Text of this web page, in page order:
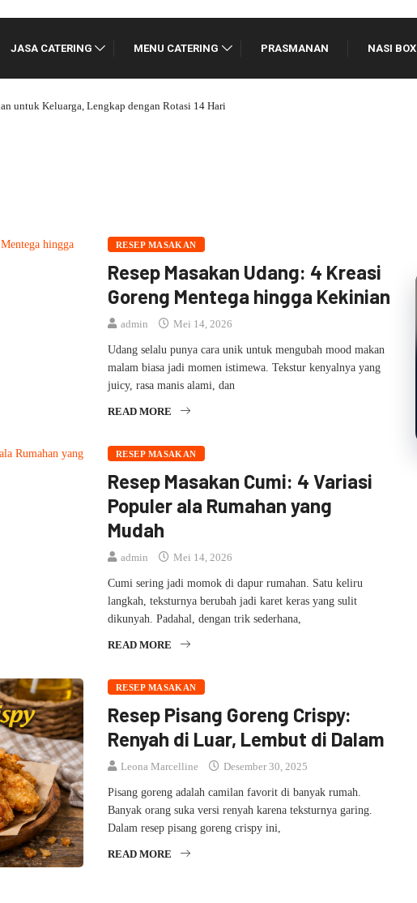
JASA CATERING MENU CATERING PRASMANAN NASI BOX
Menu Catering Kantoran Agar Karyawan Tidak Cepat Bosan
RESEP MASAKAN
Resep Masakan Udang: 4 Kreasi
Goreng Mentega hingga Kekinian
admin Mei 14, 2026
Udang selalu punya cara unik untuk mengubah mood makan
malam biasa jadi momen istimewa. Tekstur kenyalnya yang
juicy, rasa manis alami, dan
READ MORE
RESEP MASAKAN
Resep Masakan Cumi: 4 Variasi
Populer ala Rumahan yang
Mudah
admin Mei 14, 2026
Cumi sering jadi momok di dapur rumahan. Satu keliru
langkah, teksturnya berubah jadi karet keras yang sulit
dikunyah. Padahal, dengan trik sederhana,
READ MORE
RESEP MASAKAN
Resep Pisang Goreng Crispy:
Renyah di Luar, Lembut di Dalam
Leona Marcelline Desember 30, 2025
Pisang goreng adalah camilan favorit di banyak rumah.
Banyak orang suka versi renyah karena teksturnya garing.
Dalam resep pisang goreng crispy ini,
READ MORE